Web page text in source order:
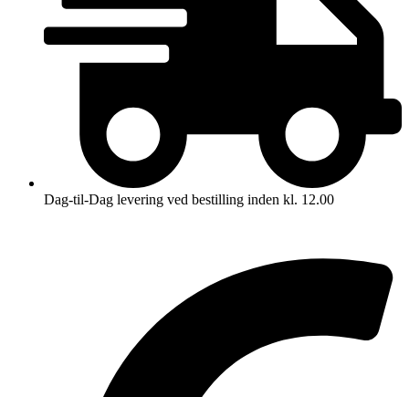
Dag-til-Dag levering ved bestilling inden kl. 12.00